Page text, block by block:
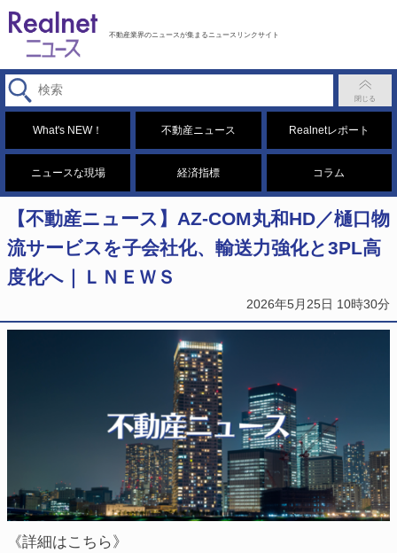
不動産業界のニュースが集まるニュースリンクサイト
What's NEW！ 不動産ニュース Realnetレポート
ニュースな現場 経済指標 コラム
【不動産ニュース】AZ-COM丸和HD／樋口物
流サービスを子会社化、輸送力強化と3PL高
度化へ｜ＬＮＥＷＳ
2026年5月25日 10時30分
《詳細はこちら》